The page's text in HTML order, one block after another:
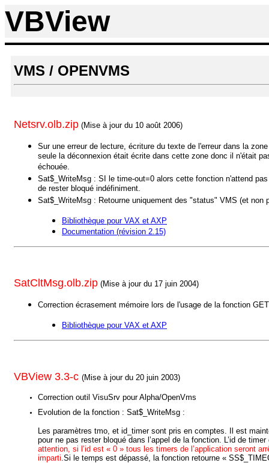
VBView
VMS / OPENVMS
Netsrv.olb.zip (Mise à jour du 10 août 2006)
Sur une erreur de lecture, écriture du texte de l'erreur dans la
seule la déconnexion était écrite dans cette zone donc il n'était
échouée.
Sat$_WriteMsg : SI le time-out=0 alors cette fonction n'attend
de rester bloqué indéfiniment.
Sat$_WriteMsg : Retourne uniquement des "status" VMS (et non
Bibliothèque pour VAX et AXP
Documentation (révision 2.15)
SatCltMsg.olb.zip (Mise à jour du 17 juin 2004)
Correction écrasement mémoire lors de l'usage de la fonction GET
Bibliothèque pour VAX et AXP
VBView 3.3-c (Mise à jour du 20 juin 2003)
Correction outil VisuSrv pour Alpha/OpenVms
Evolution de la fonction : Sat$_WriteMsg :
Les paramètres tmo, et id_timer sont pris en comptes. Il est
pour ne pas rester bloqué dans l’appel de la fonction. L’id de
attention, si l’id est « 0 » tous les timers de l’application seront
imparti.Si le temps est dépassé, la fonction retourne «